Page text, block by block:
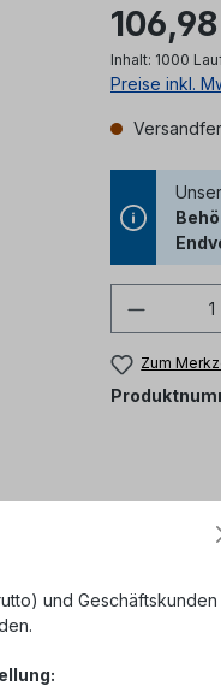
Inhalt: 1000
Preise inkl.
Zum
und Geschäftskunden